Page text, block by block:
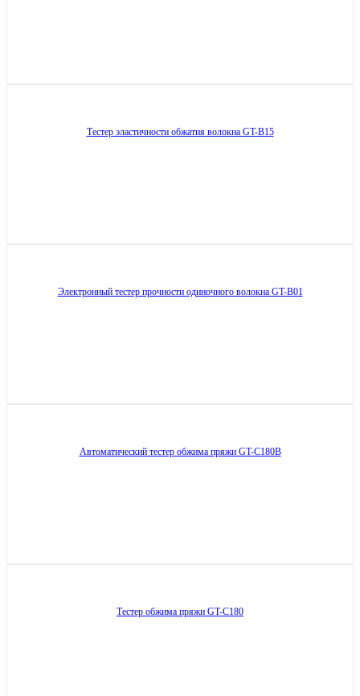
Тестер эластичности обжатия волокна GT-B15
Электронный тестер прочности одиночного волокна GT-B01
Автоматический тестер обжима пряжи GT-C180B
Тестер обжима пряжи GT-C180